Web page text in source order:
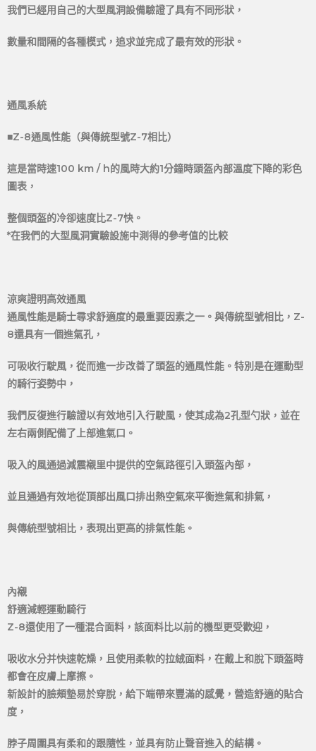
我們已經用自己的大型風洞設備驗證了具有不同形狀，
數量和間隔的各種模式，追求並完成了最有效的形狀。
通風系統
■Z-8通風性能（與傳統型號Z-7相比）
這是當時速100 km / h的風時大約1分鐘時頭盔內部溫度下降的彩色
圖表，
整個頭盔的冷卻速度比Z-7快。
*在我們的大型風洞實驗設施中測得的參考值的比較
涼爽證明高效通風
通風性能是騎士尋求舒適度的最重要因素之一。與傳統型號相比，Z-
8還具有一個進氣孔，
可吸收行駛風，從而進一步改善了頭盔的通風性能。特別是在運動型
的騎行姿勢中，
我們反復進行驗證以有效地引入行駛風，使其成為2孔型勺狀，並在
左右兩側配備了上部進氣口。
吸入的風通過減震襯里中提供的空氣路徑引入頭盔內部，
並且通過有效地從頂部出風口排出熱空氣來平衡進氣和排氣，
與傳統型號相比，表現出更高的排氣性能。
內襯
舒適減輕運動騎行
Z-8還使用了一種混合面料，該面料比以前的機型更受歡迎，
吸收水分并快速乾燥，且使用柔軟的拉絨面料，在戴上和脫下頭盔時
都會在皮膚上摩擦。
新設計的臉頰墊易於穿脫，給下端帶來豐滿的感覺，營造舒適的貼合
度，
脖子周圍具有柔和的跟隨性，並具有防止聲音進入的結構。